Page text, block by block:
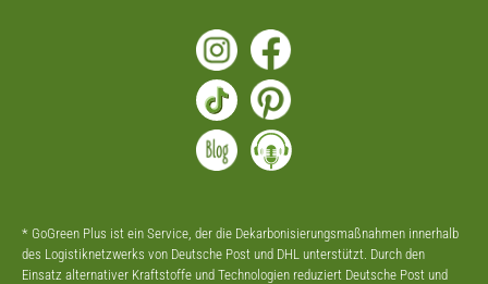
* GoGreen Plus ist ein Service, der die Dekarbonisierungsmaßnahmen innerhalb
des Logistiknetzwerks von Deutsche Post und DHL unterstützt. Durch den
Einsatz alternativer Kraftstoffe und Technologien reduziert Deutsche Post und